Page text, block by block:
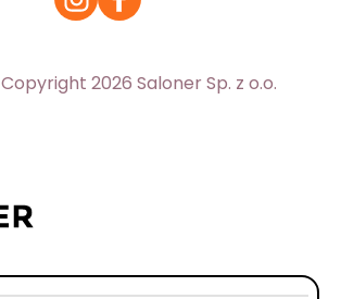
Copyright 2026 Saloner Sp. z o.o.